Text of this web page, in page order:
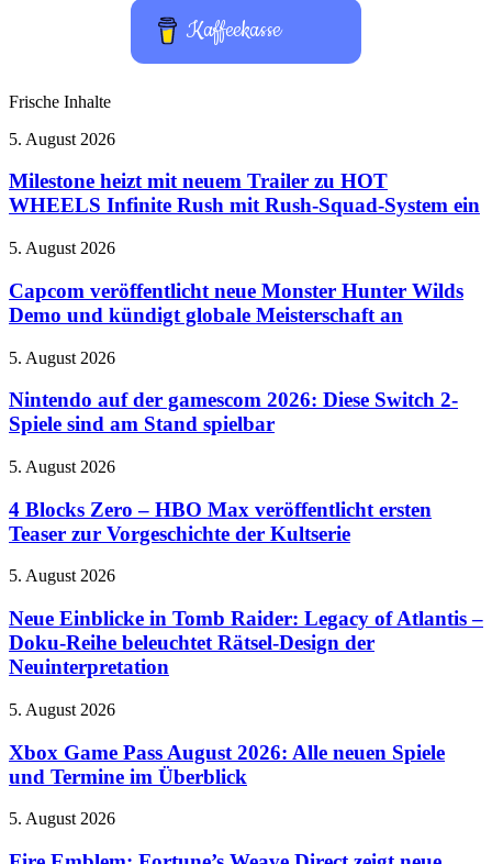
Kaffeekasse
Frische Inhalte
Milestone
mit
neuem
Trailer
HOT
Infinite
Rush
Rush-
System
ein
5. August 2026
Milestone heizt mit neuem Trailer zu HOT
WHEELS Infinite Rush mit Rush-Squad-System ein
Capcom
neue
Monster
Hunter
Demo
kündigt
globale
an
5. August 2026
Capcom veröffentlicht neue Monster Hunter Wilds
Demo und kündigt globale Meisterschaft an
Nintendo
der
gamescom
2026:
Switch
Spiele
sind
Stand
5. August 2026
Nintendo auf der gamescom 2026: Diese Switch 2-
Spiele sind am Stand spielbar
4
Zero
–
HBO
veröffentlicht
Teaser
zur
Vorgeschichte
Kultserie
5. August 2026
4 Blocks Zero – HBO Max veröffentlicht ersten
Teaser zur Vorgeschichte der Kultserie
Neue
in
Tomb
Raider:
Legacy
Atlantis
Doku-
Reihe
beleuchtet
Rätsel-
Design
der
5. August 2026
Neue Einblicke in Tomb Raider: Legacy of Atlantis –
Doku-Reihe beleuchtet Rätsel-Design der
Neuinterpretation
Xbox
Pass
August
2026:
neuen
5. August 2026
Xbox Game Pass August 2026: Alle neuen Spiele
und Termine im Überblick
Fire
Fortune’s
5. August 2026